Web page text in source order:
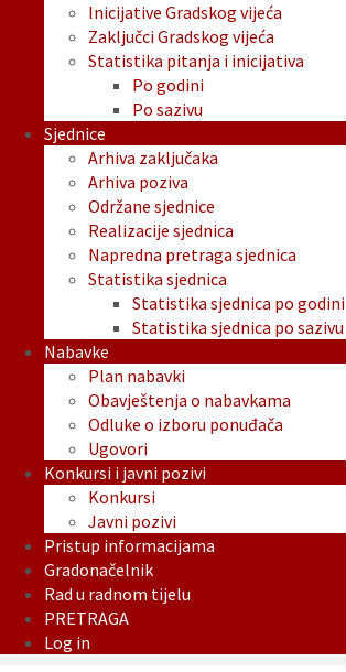
Inicijative Gradskog vijeća
Zaključci Gradskog vijeća
Statistika pitanja i inicijativa
Po godini
Po sazivu
Sjednice
Arhiva zaključaka
Arhiva poziva
Održane sjednice
Realizacije sjednica
Napredna pretraga sjednica
Statistika sjednica
Statistika sjednica po godini
Statistika sjednica po sazivu
Nabavke
Plan nabavki
Obavještenja o nabavkama
Odluke o izboru ponuđača
Ugovori
Konkursi i javni pozivi
Konkursi
Javni pozivi
Pristup informacijama
Gradonačelnik
Rad u radnom tijelu
PRETRAGA
Log in